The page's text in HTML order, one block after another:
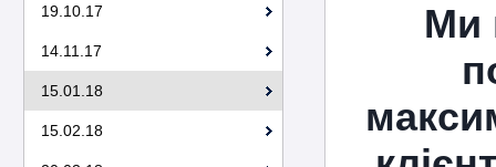
19.10.17
14.11.17
15.01.18
15.02.18
Ми